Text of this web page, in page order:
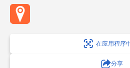
在应用程序
分享